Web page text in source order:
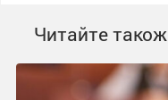
Читайте також